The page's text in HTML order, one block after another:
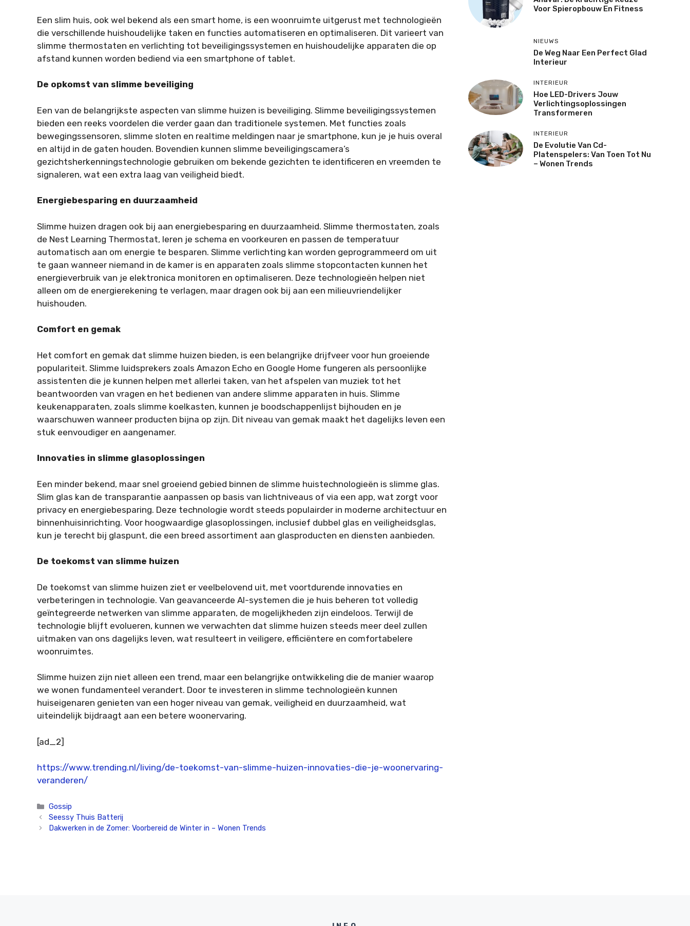
Een slim huis, ook wel bekend als een smart home, is een woonruimte uitgerust met technologieën
die verschillende huishoudelijke taken en functies automatiseren en optimaliseren. Dit varieert van
slimme thermostaten en verlichting tot beveiligingssystemen en huishoudelijke apparaten die op
afstand kunnen worden bediend via een smartphone of tablet.
De opkomst van slimme beveiliging
Een van de belangrijkste aspecten van slimme huizen is beveiliging. Slimme beveiligingssystemen
bieden een reeks voordelen die verder gaan dan traditionele systemen. Met functies zoals
bewegingssensoren, slimme sloten en realtime meldingen naar je smartphone, kun je je huis overal
en altijd in de gaten houden. Bovendien kunnen slimme beveiligingscamera’s
gezichtsherkenningstechnologie gebruiken om bekende gezichten te identificeren en vreemden te
signaleren, wat een extra laag van veiligheid biedt.
Energiebesparing en duurzaamheid
Slimme huizen dragen ook bij aan energiebesparing en duurzaamheid. Slimme thermostaten, zoals
de Nest Learning Thermostat, leren je schema en voorkeuren en passen de temperatuur
automatisch aan om energie te besparen. Slimme verlichting kan worden geprogrammeerd om uit
te gaan wanneer niemand in de kamer is en apparaten zoals slimme stopcontacten kunnen het
energieverbruik van je elektronica monitoren en optimaliseren. Deze technologieën helpen niet
alleen om de energierekening te verlagen, maar dragen ook bij aan een milieuvriendelijker
huishouden.
Comfort en gemak
Het comfort en gemak dat slimme huizen bieden, is een belangrijke drijfveer voor hun groeiende
populariteit. Slimme luidsprekers zoals Amazon Echo en Google Home fungeren als persoonlijke
assistenten die je kunnen helpen met allerlei taken, van het afspelen van muziek tot het
beantwoorden van vragen en het bedienen van andere slimme apparaten in huis. Slimme
keukenapparaten, zoals slimme koelkasten, kunnen je boodschappenlijst bijhouden en je
waarschuwen wanneer producten bijna op zijn. Dit niveau van gemak maakt het dagelijks leven een
stuk eenvoudiger en aangenamer.
Innovaties in slimme glasoplossingen
Een minder bekend, maar snel groeiend gebied binnen de slimme huistechnologieën is slimme glas.
Slim glas kan de transparantie aanpassen op basis van lichtniveaus of via een app, wat zorgt voor
privacy en energiebesparing. Deze technologie wordt steeds populairder in moderne architectuur en
binnenhuisinrichting. Voor hoogwaardige glasoplossingen, inclusief dubbel glas en veiligheidsglas,
kun je terecht bij glaspunt, die een breed assortiment aan glasproducten en diensten aanbieden.
De toekomst van slimme huizen
De toekomst van slimme huizen ziet er veelbelovend uit, met voortdurende innovaties en
verbeteringen in technologie. Van geavanceerde AI-systemen die je huis beheren tot volledig
geïntegreerde netwerken van slimme apparaten, de mogelijkheden zijn eindeloos. Terwijl de
technologie blijft evolueren, kunnen we verwachten dat slimme huizen steeds meer deel zullen
uitmaken van ons dagelijks leven, wat resulteert in veiligere, efficiëntere en comfortabelere
woonruimtes.
Slimme huizen zijn niet alleen een trend, maar een belangrijke ontwikkeling die de manier waarop
we wonen fundamenteel verandert. Door te investeren in slimme technologieën kunnen
huiseigenaren genieten van een hoger niveau van gemak, veiligheid en duurzaamheid, wat
uiteindelijk bijdraagt aan een betere woonervaring.
[ad_2]
https://www.trending.nl/living/de-toekomst-van-slimme-huizen-innovaties-die-je-woonervaring-
veranderen/
Categorieën
Gossip
Seessy Thuis Batterij
Dakwerken in de Zomer: Voorbereid de Winter in – Wonen Trends
Voor Spieropbouw En Fitness
NIEUWS
De Weg Naar Een Perfect Glad
Interieur
INTERIEUR
Hoe LED-Drivers Jouw
Verlichtingsoplossingen
Transformeren
INTERIEUR
De Evolutie Van Cd-
Platenspelers: Van Toen Tot Nu
– Wonen Trends